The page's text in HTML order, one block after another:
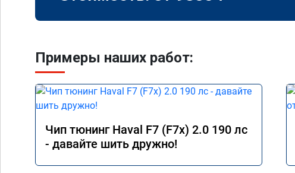
Примеры наших работ:
Чип тюнинг Haval F7 (F7x) 2.0 190 лс
- давайте шить дружно!